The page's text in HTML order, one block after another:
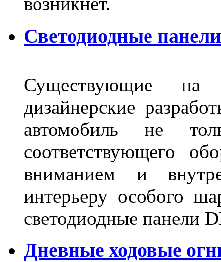
Светодиодные
Существующие
дизайнерские
автомобиль не
соответствующего
вниманием и
интерьеру особого
светодиодные панели
Дневные ходовые